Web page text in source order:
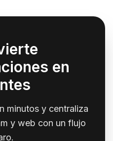
en
minutos y centraliza
y web con un flujo